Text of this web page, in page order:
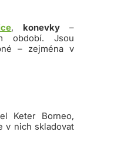
, konevky –
období. Jsou
– zejména v
Keter Borneo,
v nich skladovat